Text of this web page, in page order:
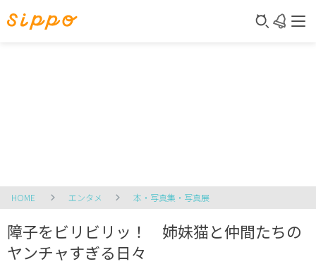
HOME エンタメ 本・写真集・写真展
障子をビリビリッ！ 姉妹猫と仲間たちの
ヤンチャすぎる日々